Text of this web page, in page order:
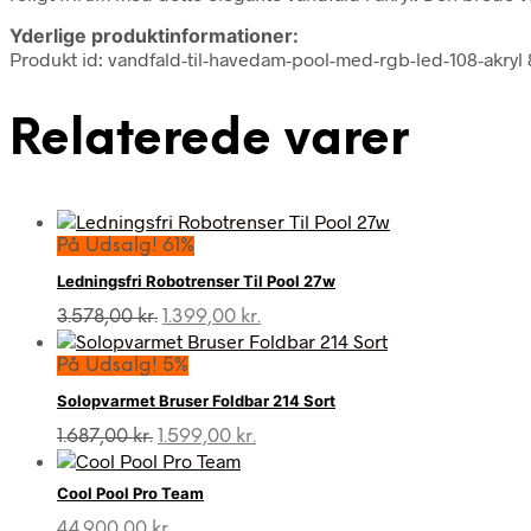
Yderlige produktinformationer:
Produkt id: vandfald-til-havedam-pool-med-rgb-led-108-akryl
Relaterede varer
På Udsalg! 61%
Ledningsfri Robotrenser Til Pool 27w
3.578,00kr. Den
oprindelige
pris
3.578,00 kr..
1.399,00 kr.
aktuelle
1.399,00 kr..
På Udsalg! 5%
Solopvarmet Bruser Foldbar 214 Sort
1.687,00kr. Den
oprindelige
var:
1.599,00 kr.
Cool Pool Pro Team